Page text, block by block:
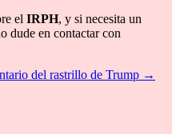
el IRPH, y si necesita un
dude en contactar con
del rastrillo de Trump →